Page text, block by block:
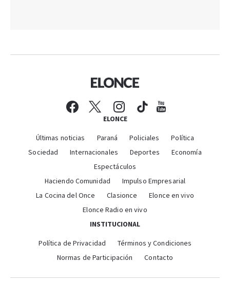
ELONCE
Últimas noticias Paraná Policiales
Política
Sociedad
Internacionales Deportes
Economía
Espectáculos
Haciendo Comunidad
Impulso Empresarial
La Cocina del Once
Clasionce
Elonce en vivo
Elonce Radio en vivo
INSTITUCIONAL
Política de Privacidad
Términos y Condiciones
Normas de Participación
Contacto